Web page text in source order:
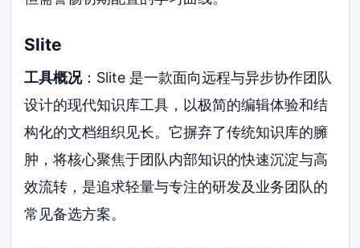
Slite
工具概况：Slite 是一款面向远程与异步协作团队
设计的现代知识库工具，以极简的编辑体验和结
构化的文档组织见长。它摒弃了传统知识库的臃
肿，将核心聚焦于团队内部知识的快速沉淀与高
效流转，是追求轻量与专注的研发及业务团队的
常见备选方案。